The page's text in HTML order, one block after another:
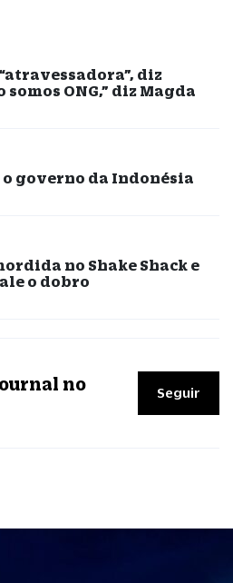
diz
ONG,” diz Magda
o governo da Indonésia
no Shake Shack e
o dobro
no
Seguir